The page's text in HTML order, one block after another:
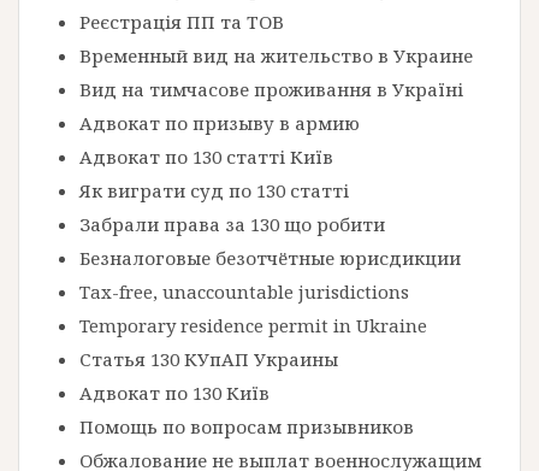
Реєстрація ПП та ТОВ
Временный вид на жительство в Украине
Вид на тимчасове проживання в Україні
Адвокат по призыву в армию
Адвокат по 130 статті Київ
Як виграти суд по 130 статті
Забрали права за 130 що робити
Безналоговые безотчётные юрисдикции
Tax-free, unaccountable jurisdictions
Temporary residence permit in Ukraine
Статья 130 КУпАП Украины
Адвокат по 130 Київ
Помощь по вопросам призывников
Обжалование не выплат военнослужащим